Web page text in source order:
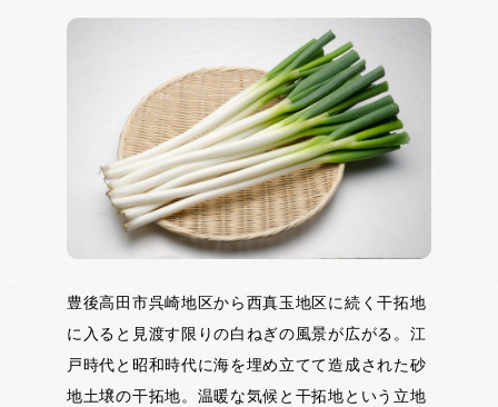
豊後高田市呉崎地区から西真玉地区に続く干拓地
に入ると見渡す限りの白ねぎの風景が広がる。江
戸時代と昭和時代に海を埋め立てて造成された砂
地土壌の干拓地。温暖な気候と干拓地という立地